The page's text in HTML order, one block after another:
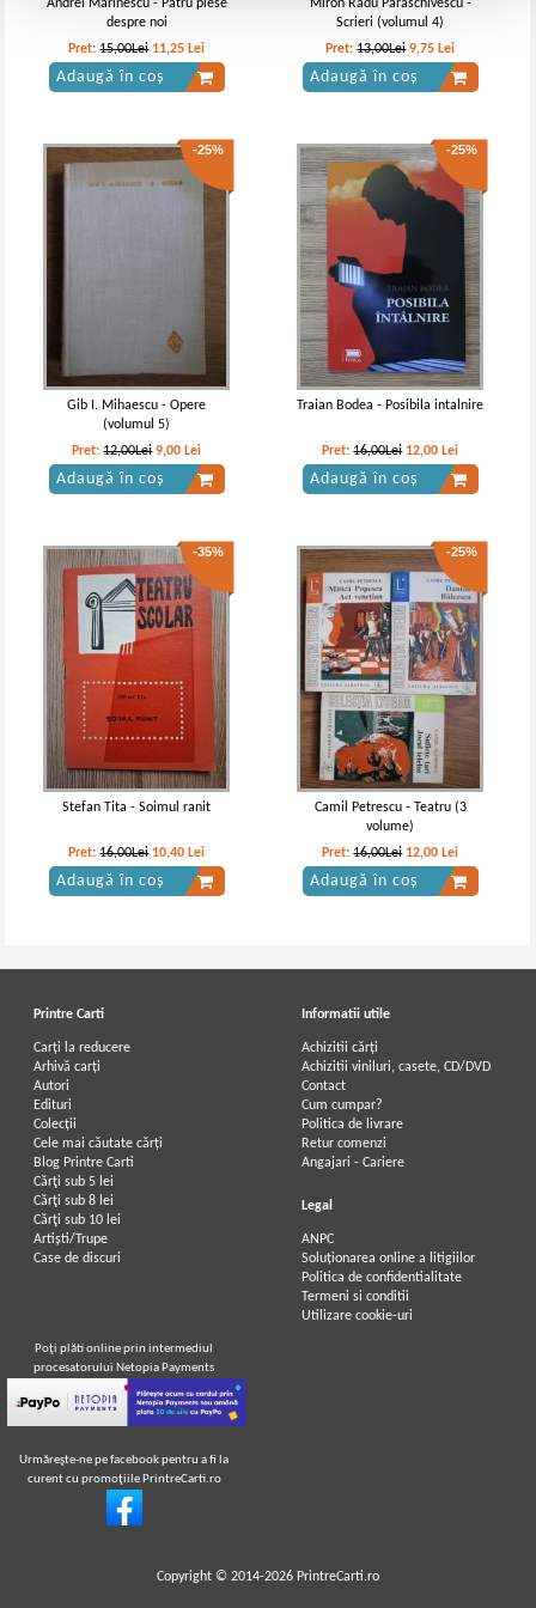
Andrei Marinescu - Patru piese
despre noi
Pret:15,00Lei 11,25 Lei
Adaugă în coș
Miron Radu Paraschivescu -
Scrieri (volumul 4)
Pret:13,00Lei 9,75 Lei
Adaugă în coș
-25%
Gib I. Mihaescu - Opere
(volumul 5)
Pret:12,00Lei 9,00 Lei
Adaugă în coș
-25%
Traian Bodea - Posibila intalnire
Pret:16,00Lei 12,00 Lei
Adaugă în coș
-35%
Stefan Tita - Soimul ranit
Pret:16,00Lei 10,40 Lei
Adaugă în coș
-25%
Camil Petrescu - Teatru (3
volume)
Pret:16,00Lei 12,00 Lei
Adaugă în coș
Printre Carti
Carți la reducere
Arhivă carți
Autori
Edituri
Colecții
Cele mai căutate cărți
Blog Printre Carti
Cărţi sub 5 lei
Cărţi sub 8 lei
Cărţi sub 10 lei
Artiști/Trupe
Case de discuri
Informatii utile
Achizitii cărți
Achizitii viniluri, casete, CD/DVD
Contact
Cum cumpar?
Politica de livrare
Retur comenzi
Angajari - Cariere
Legal
ANPC
Soluționarea online a litigiilor
Politica de confidentialitate
Termeni si conditii
Utilizare cookie-uri
Poţi plăti online prin intermediul
procesatorului Netopia Payments
Urmăreşte-ne pe facebook pentru a fi la
curent cu promoţiile PrintreCarti.ro
Copyright © 2014-2026 PrintreCarti.ro